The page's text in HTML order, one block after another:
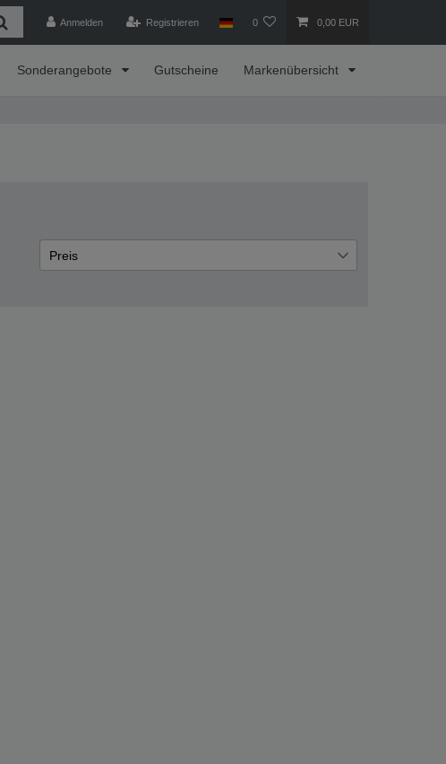
Anmelden Registrieren 0 0,00 EUR
Sonderangebote Gutscheine Markenübersicht
Preis